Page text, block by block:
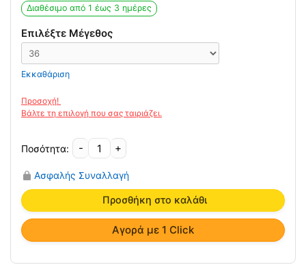
13.83€.
είναι:
9.88€.
Διαθέσιμο από 1 έως 3 ημέρες
Επιλέξτε Μέγεθος
Εκκαθάριση
Αγορά με 1 Click
-
Δερμάτινος
Πάτος
για
την
Κακοσμία
με
Ενεργό
+
Ασφαλής Συναλλαγή
Προσθήκη στο καλάθι